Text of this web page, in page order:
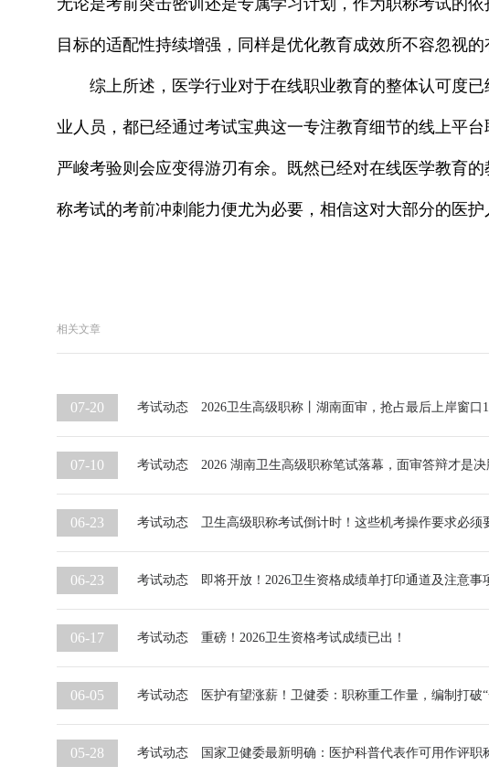
目标的适配性持续增强，同样是优化教育成效所不容忽视的
综上所述，医学行业对于在线职业教育的整体认可度
业人员，都已经通过考试宝典这一专注教育细节的线上平
严峻考验则会应变得游刃有余。既然已经对在线医学教育
称考试的考前冲刺能力便尤为必要，相信这对大部分的医护
相关文章
07-20 考试动态 2026卫生高级职称丨湖南面审，抢占最后上岸窗口1
07-10 考试动态 2026 湖南卫生高级职称笔试落幕，面审答辩才是决
06-23 考试动态 卫生高级职称考试倒计时！这些机考操作要求必须
06-23 考试动态 即将开放！2026卫生资格成绩单打印通道及注意事
06-17 考试动态 重磅！2026卫生资格考试成绩已出！
06-05 考试动态 医护有望涨薪！卫健委：职称重工作量，编制打破
05-28 考试动态 国家卫健委最新明确：医护科普代表作可用作评职